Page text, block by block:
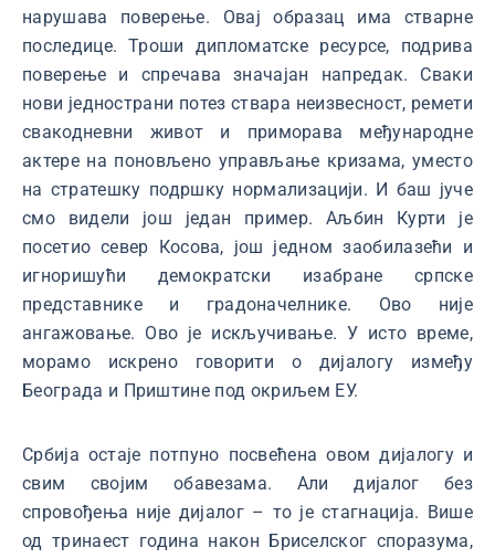
нарушава поверење. Овај образац има стварне
последице. Троши дипломатске ресурсе, подрива
поверење и спречава значајан напредак. Сваки
нови једнострани потез ствара неизвесност, ремети
свакодневни живот и приморава међународне
актере на поновљено управљање кризама, уместо
на стратешку подршку нормализацији. И баш јуче
смо видели још један пример. Аљбин Курти је
посетио север Косова, још једном заобилазећи и
игноришући демократски изабране српске
представнике и градоначелнике. Ово није
ангажовање. Ово је искључивање. У исто време,
морамо искрено говорити о дијалогу између
Београда и Приштине под окриљем ЕУ.
Србија остаје потпуно посвећена овом дијалогу и
свим својим обавезама. Али дијалог без
спровођења није дијалог – то је стагнација. Више
од тринаест година након Бриселског споразума,